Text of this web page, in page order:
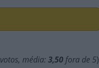
votos, média: 3,50 fora de 5)